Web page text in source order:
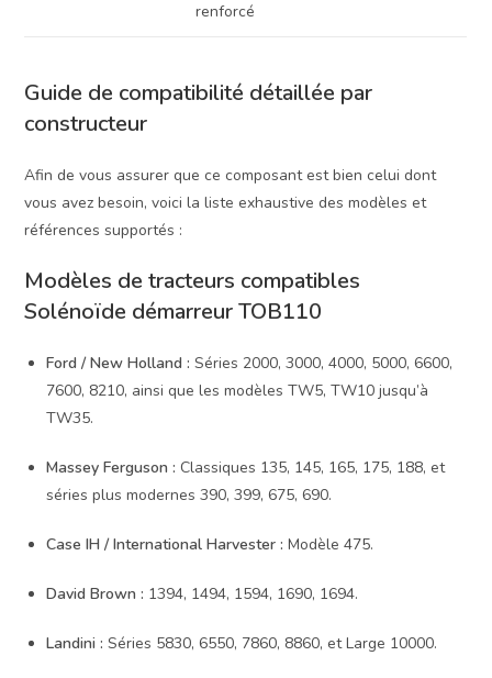
renforcé
Guide de compatibilité détaillée par
constructeur
Afin de vous assurer que ce composant est bien celui dont
vous avez besoin, voici la liste exhaustive des modèles et
références supportés :
Modèles de tracteurs compatibles
Solénoïde démarreur TOB110
Ford / New Holland : Séries 2000, 3000, 4000, 5000, 6600,
7600, 8210, ainsi que les modèles TW5, TW10 jusqu’à
TW35.
Massey Ferguson : Classiques 135, 145, 165, 175, 188, et
séries plus modernes 390, 399, 675, 690.
Case IH / International Harvester : Modèle 475.
David Brown : 1394, 1494, 1594, 1690, 1694.
Landini : Séries 5830, 6550, 7860, 8860, et Large 10000.